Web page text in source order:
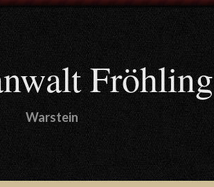
Fröhling
Warstein